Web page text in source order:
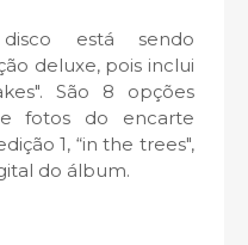
está sendo
deluxe, pois inclui
São 8 opções
fotos do encarte
1, “in the trees",
do álbum.